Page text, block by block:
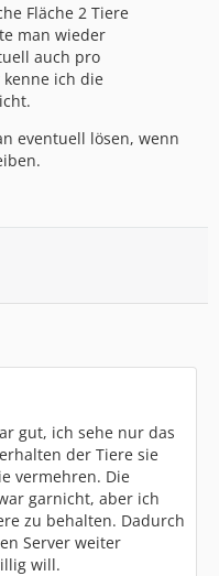
Fläche 2 Tiere
man wieder
auch pro
kenne ich die
eventuell lösen, wenn
gut, ich sehe nur das
der Tiere sie
vermehren. Die
garnicht, aber ich
zu behalten. Dadurch
Server weiter
will.